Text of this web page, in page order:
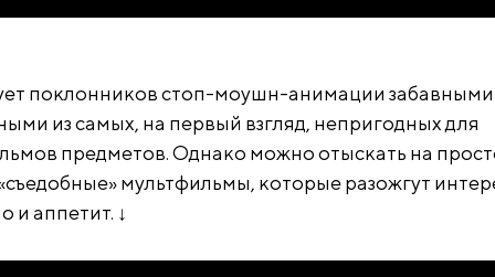
поклонников стоп-моушн-анимации забавными
из самых, на первый взгляд, непригодных для
предметов. Однако можно отыскать на
мультфильмы, которые разожгут
и аппетит. ↓